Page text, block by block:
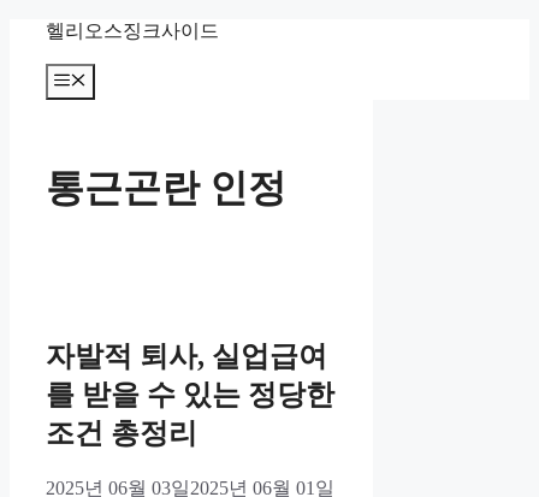
헬리오스징크사이드
메
뉴
통근곤란 인정
자발적 퇴사, 실업급여
를 받을 수 있는 정당한
조건 총정리
2025년 06월 03일2025년 06월 01일